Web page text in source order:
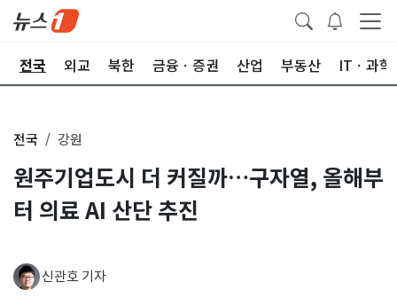
전국 외교 북한 금융ㆍ증권 산업 부동산 ITㆍ과학
전국 강원
원주기업도시 더 커질까…구자열, 올해부
터 의료 AI 산단 추진
신관호 기자